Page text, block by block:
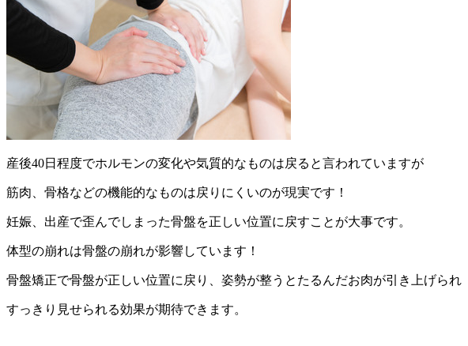
産後40日程度でホルモンの変化や気質的なものは戻ると言われていますが
筋肉、骨格などの機能的なものは戻りにくいのが現実です！
妊娠、出産で歪んでしまった骨盤を正しい位置に戻すことが大事です。
体型の崩れは骨盤の崩れが影響しています！
骨盤矯正で骨盤が正しい位置に戻り、姿勢が整うとたるんだお肉が引き上げられ
すっきり見せられる効果が期待できます。